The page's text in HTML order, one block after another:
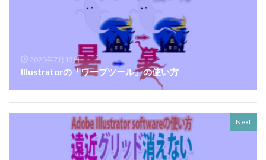
2025年7月13日
Illustratorの「ワープツール」の使い方
Next